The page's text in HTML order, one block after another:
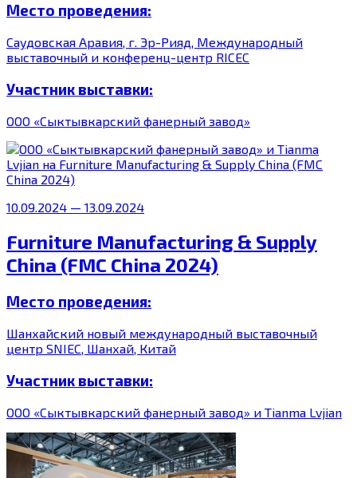
Место проведения:
Саудовская Аравия, г. Эр-Рияд, Международный
выставочный и конференц-центр RICEC
Участник выставки:
ООО «Сыктывкарский фанерный завод»
10.09.2024 — 13.09.2024
Furniture Manufacturing & Supply
China (FMC China 2024)
Место проведения:
Шанхайский новый международный выставочный
центр SNIEC, Шанхай, Китай
Участник выставки:
ООО «Сыктывкарский фанерный завод» и Tianma Lvjian